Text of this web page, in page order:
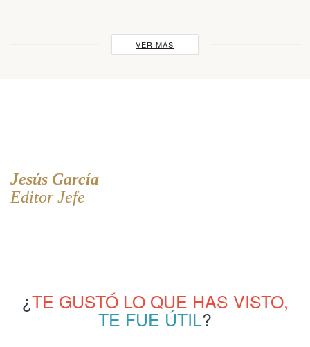
VER MÁS
Jesús García
Editor Jefe
¿TE GUSTÓ LO QUE HAS VISTO,
TE FUE ÚTIL?